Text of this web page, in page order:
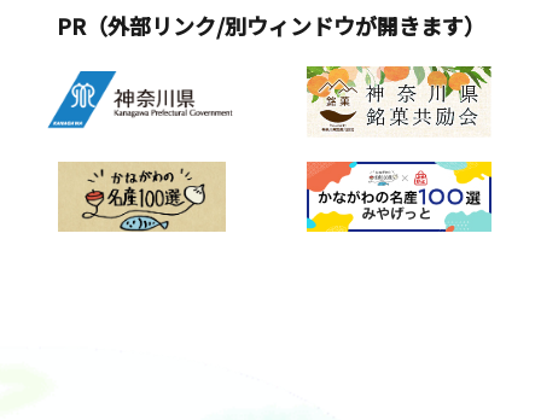
PR（外部リンク/別ウィンドウが開きます）